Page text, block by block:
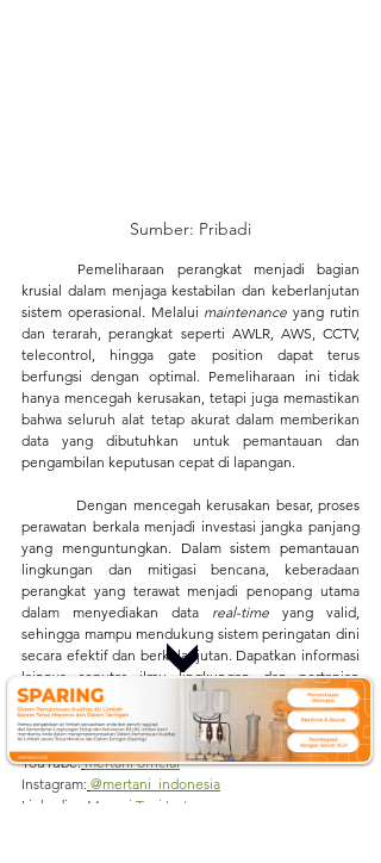
Sumber: Pribadi
krusial dalam menjaga kestabilan dan keberlanjutan
sistem operasional. Melalui maintenance yang rutin
dan terarah, perangkat seperti AWLR, AWS, CCTV,
telecontrol, hingga gate position
dapat terus
berfungsi dengan optimal. Pemeliharaan ini tidak
hanya mencegah kerusakan, tetapi juga memastikan
bahwa seluruh alat tetap akurat dalam memberikan
data yang dibutuhkan untuk pemantauan dan
pengambilan keputusan cepat di lapangan.
perawatan berkala menjadi investasi jangka panjang
yang menguntungkan. Dalam sistem pemantauan
lingkungan dan mitigasi bencana, keberadaan
perangkat yang terawat menjadi penopang utama
dalam menyediakan data real-time yang valid,
sehingga mampu mendukung sistem peringatan dini
secara efektif dan berkelanjutan. Dapatkan informasi
lainnya seputar ilmu lingkungan dan pertanian
dengan cara mengunjungi kami di:
Situs web: mertani.co.id
YouTube: mertani official
Instagram: @mertani_indonesia
Linkedin :
Merapi Tani Instrumen